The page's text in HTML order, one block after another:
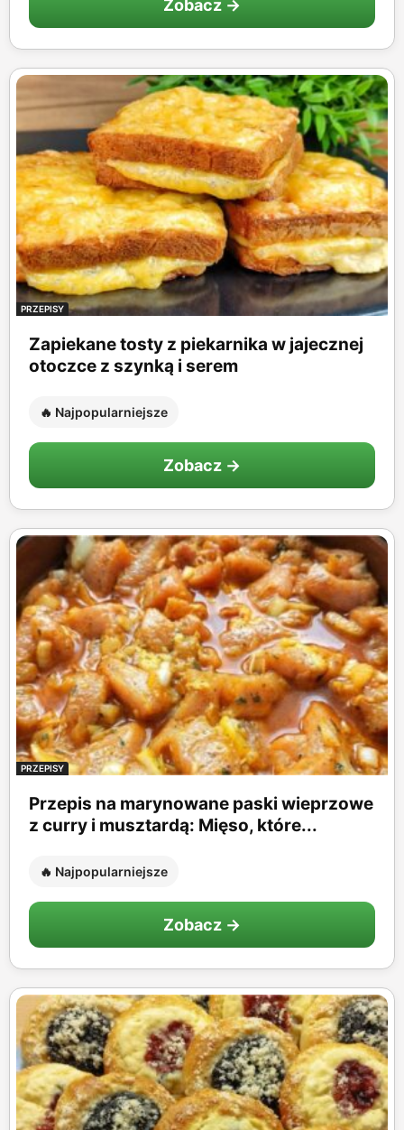
Zobacz →
PRZEPISY
Zapiekane tosty z piekarnika w jajecznej
otoczce z szynką i serem
🔥 Najpopularniejsze
Zobacz →
PRZEPISY
Przepis na marynowane paski wieprzowe
z curry i musztardą: Mięso, które...
🔥 Najpopularniejsze
Zobacz →